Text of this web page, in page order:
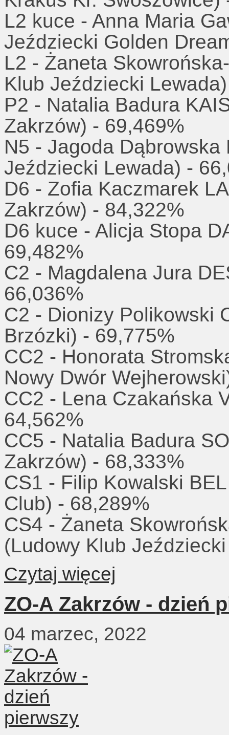
L2 kuce - Anna Maria
Jeździecki Golden
L2 - Żaneta
Klub Jeździecki
P2 - Natalia Badura
Zakrzów) - 69,469%
N5 - Jagoda Dąbrowska
Jeździecki Lewada) -
D6 - Zofia Kaczmarek
Zakrzów) - 84,322%
D6 kuce - Alicja Stopa
69,482%
C2 - Magdalena Jura
66,036%
C2 - Dionizy Polikowski
Brzózki) - 69,775%
CC2 - Honorata
Nowy Dwór
CC2 - Lena Czakańska
64,562%
CC5 - Natalia Badura
Zakrzów) - 68,333%
CS1 - Filip Kowalski
Club) - 68,289%
CS4 - Żaneta
(Ludowy Klub
Czytaj więcej
ZO-A Zakrzów - dzień
04 marzec, 2022